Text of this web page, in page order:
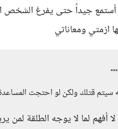
أستمع جيداً حتى يفرغ
ازمتي ومعاناتي
قتلك ولكن لو احتجت
لما لا يوجه الطلقة لمن